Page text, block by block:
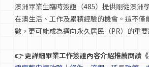
澳洲畢業生臨時簽證（485）提供剛從澳洲
在澳生活、工作及累積經驗的機會。這不僅
數，更可能成為邁向永久居民（PR）的重要
👉 更詳細畢業工作簽證內容介紹推薦閱讀《